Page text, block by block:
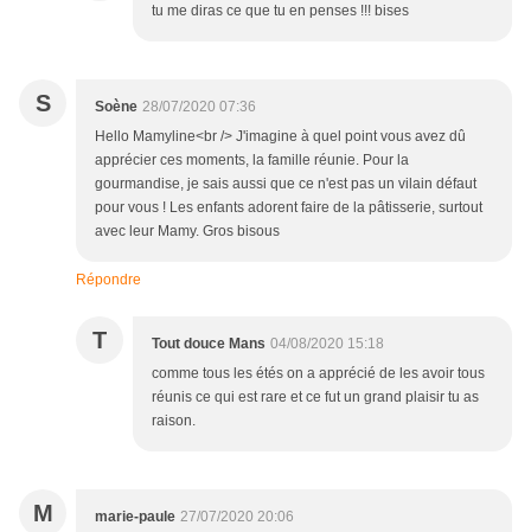
tu me diras ce que tu en penses !!! bises
S Soène 28/07/2020 07:36
Hello Mamyline<br /> J'imagine à quel point vous avez dû
apprécier ces moments, la famille réunie. Pour la
gourmandise, je sais aussi que ce n'est pas un vilain défaut
pour vous ! Les enfants adorent faire de la pâtisserie, surtout
avec leur Mamy. Gros bisous
Répondre
T Tout douce Mans 04/08/2020 15:18
comme tous les étés on a apprécié de les avoir tous
réunis ce qui est rare et ce fut un grand plaisir tu as
raison.
M marie-paule 27/07/2020 20:06